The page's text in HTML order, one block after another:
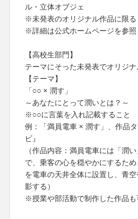
ル・立体オブジェ
※未発表のオリジナル作品に限る
※詳細は公式ホームページを参照
【高校生部門】
テーマにそった未発表でオリジ
【テーマ】
「○○ × 潤す」
～あなたにとって潤いとは？～
※○○に言葉を入れ記載すること
例：「満員電車 × 潤す」、作品
ビ』
（作品内容：満員電車には「潤
で、乗客の心を穏やかにするた
を電車の天井全体に設置し、青
影する）
※授業や部活動で制作した作品も